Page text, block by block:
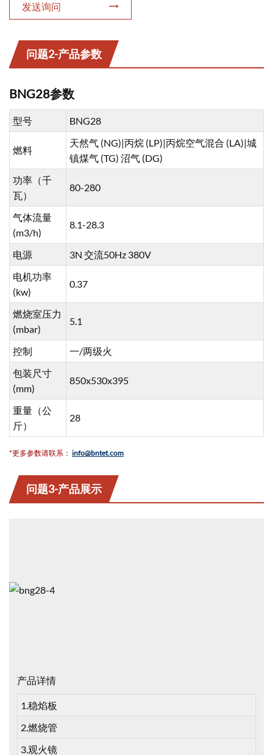
发送询问
问题2-产品参数
BNG28参数
型号 BNG28
燃料
天然气 (NG)|丙烷 (LP)|丙烷空气混合 (LA)|城
镇煤气 (TG) 沼气 (DG)
功率（千
瓦）
80-280
气体流量
(m3/h)
8.1-28.3
电源
3N 交流50Hz 380V
电机功率
(kw)
0.37
燃烧室压力
(mbar)
5.1
控制
一/两级火
包装尺寸
(mm)
850x530x395
重量（公
斤）
28
*更多参数请联系： info@bntet.com
问题3-产品展示
产品详情
1.稳焰板
2.燃烧管
3.观火镜